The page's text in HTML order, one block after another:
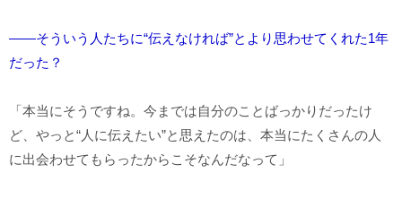
――そういう人たちに“伝えなければ”とより思わせてくれた1年
だった？
「本当にそうですね。今までは自分のことばっかりだったけ
ど、やっと“人に伝えたい”と思えたのは、本当にたくさんの人
に出会わせてもらったからこそなんだなって」